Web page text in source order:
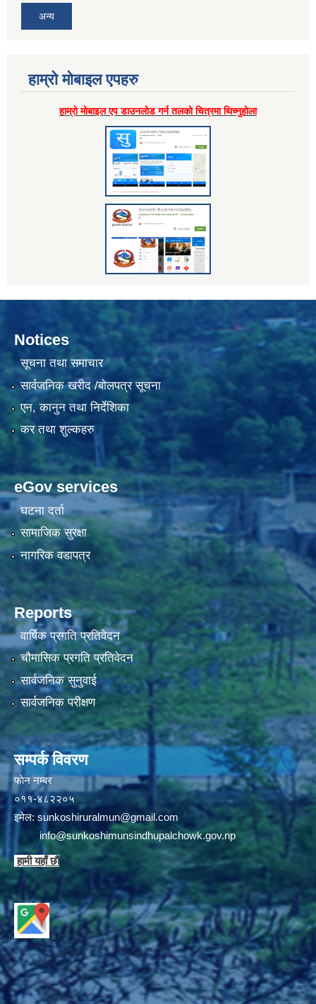
अन्य
हाम्राे माेबाइल एपहरु
हाम्राे माेबाइल एप डाउनलाेड गर्न तलकाे चित्रमा थिच्नुहाेला
Notices
सूचना तथा समाचार
सार्वजनिक खरीद /बोलपत्र सूचना
एन, कानुन तथा निर्देशिका
कर तथा शुल्कहरु
eGov services
घटना दर्ता
सामाजिक सुरक्षा
नागरिक वडापत्र
Reports
वार्षिक प्रगति प्रतिवेदन
चौमासिक प्रगति प्रतिवेदन
सार्वजनिक सुनुवाई
सार्वजनिक परीक्षण
सम्पर्क विवरण
फाेन न‌‍‍‍‌‌म्बर
०११-४८२२०५
इमेल: sunkoshiruralmun@gmail.com
info@sunkoshimunsindhupalchowk.gov.np
हामी यहाँ छाै‌ं